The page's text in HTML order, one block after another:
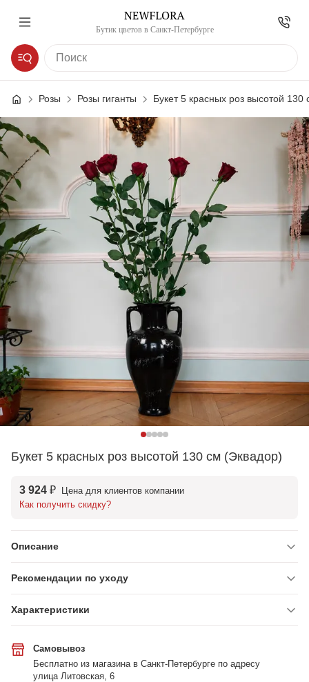
Бутик цветов в Санкт-Петербурге
Розы Розы гиганты Букет 5 красных роз высотой 130
Букет 5 красных роз высотой 130 см (Эквадор)
3 924 ₽
Цена для клиентов компании
Как получить скидку?
Описание
Рекомендации по уходу
Характеристики
Самовывоз
Бесплатно из магазина в Санкт-Петербурге по адресу
улица Литовская, 6